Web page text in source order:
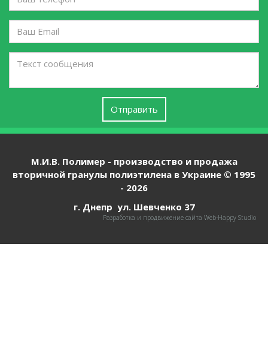
*
Отправить
М.И.В. Полимер - производство и продажа
вторичной гранулы полиэтилена в Украине © 1995
- 2026
г. Днепр ул. Шевченко 37
Разработка и продвижение сайта Web-Happy Studio